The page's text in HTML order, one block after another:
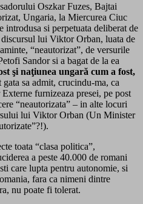
Oszkar Fuzes, Bajtai
Ungaria, la Miercurea Ciuc
introdusa si perpetuata deliberat de
lui Viktor Orban, luata de
“neautorizat”, de versurile
Sandor si a bagat de la ea
şi naţiunea ungară cum a fost,
gata sa admit, crucindu-ma, ca
furnizeaza presei, pe post
“neautorizata” – in alte locuri
lui Viktor Orban (Un Minister
toata “clasa politica”,
a peste 40.000 de romani
care lupta pentru autonomie, si
fara ca nimeni dintre
nu poate fi tolerat.